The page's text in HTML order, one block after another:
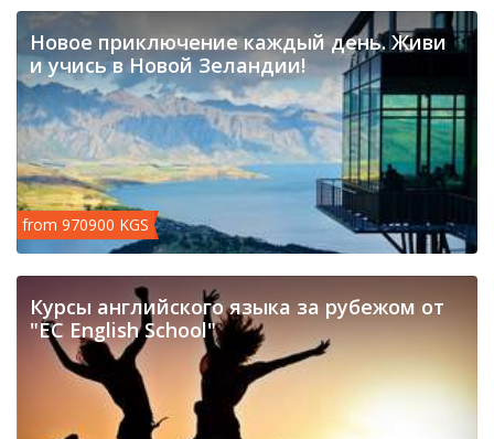
Новое приключение каждый день. Живи
и учись в Новой Зеландии!
from 970900 KGS
Курсы английского языка за рубежом от
"EC English School"